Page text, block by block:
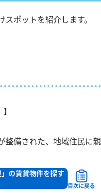
の賃貸物件を探す
目次に戻る
ポットを紹介します。
整備された、地域住民に親
、自然を感じながらゆった
ります。